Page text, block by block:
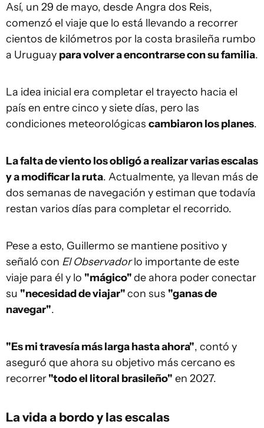
Así, un 29 de mayo, desde Angra dos Reis,
comenzó el viaje que lo está llevando a recorrer
cientos de kilómetros por la costa brasileña rumbo
a Uruguay para volver a encontrarse con su familia.
La idea inicial era completar el trayecto hacia el
país en entre cinco y siete días, pero las
condiciones meteorológicas cambiaron los planes.
La falta de viento los obligó a realizar varias escalas
y a modificar la ruta. Actualmente, ya llevan más de
dos semanas de navegación y estiman que todavía
restan varios días para completar el recorrido.
Pese a esto, Guillermo se mantiene positivo y
señaló con El Observadorlo importante de este
viaje para él y lo "mágico"de ahora poder conectar
su "necesidad de viajar"con sus "ganas de
navegar".
"Es mi travesía más larga hasta ahora", contó y
aseguró que ahora su objetivo más cercano es
recorrer"todo el litoral brasileño" en 2027.
La vida a bordo y las escalas